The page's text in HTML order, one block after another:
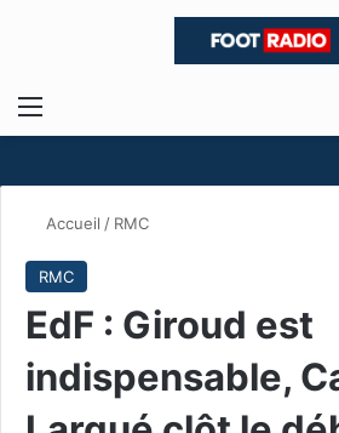
Menu
Accueil / RMC
RMC
EdF : Giroud est
indispensable,